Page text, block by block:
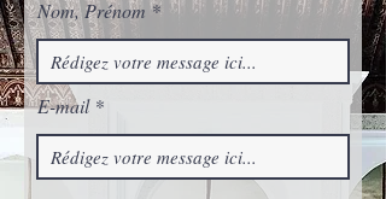
Nom, Prénom
E-mail